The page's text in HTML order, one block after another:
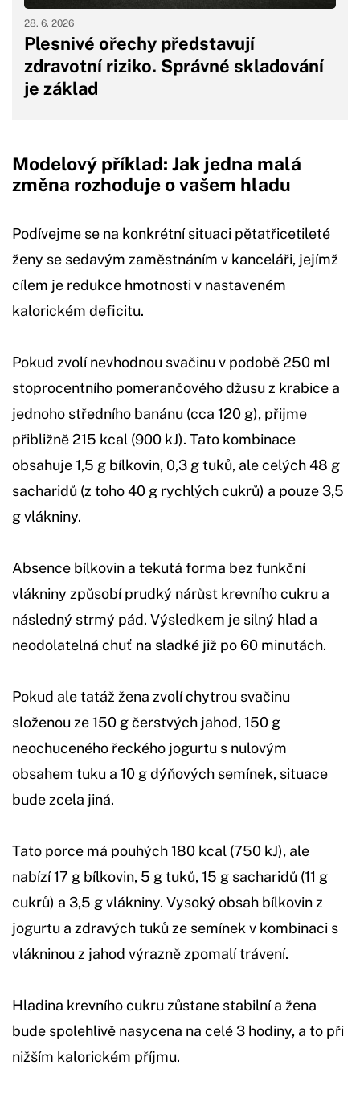
Plesnivé ořechy představují
zdravotní riziko. Správné skladování
je základ
28. 6. 2026
Modelový příklad: Jak jedna malá
změna rozhoduje o vašem hladu
Podívejme se na konkrétní situaci pětatřicetileté
ženy se sedavým zaměstnáním v kanceláři, jejímž
cílem je redukce hmotnosti v nastaveném
kalorickém deficitu.
Pokud zvolí nevhodnou svačinu v podobě 250 ml
stoprocentního pomerančového džusu z krabice a
jednoho středního banánu (cca 120 g), přijme
přibližně 215 kcal (900 kJ). Tato kombinace
obsahuje 1,5 g bílkovin, 0,3 g tuků, ale celých 48 g
sacharidů (z toho 40 g rychlých cukrů) a pouze 3,5
g vlákniny.
Absence bílkovin a tekutá forma bez funkční
vlákniny způsobí prudký nárůst krevního cukru a
následný strmý pád. Výsledkem je silný hlad a
neodolatelná chuť na sladké již po 60 minutách.
Pokud ale tatáž žena zvolí chytrou svačinu
složenou ze 150 g čerstvých jahod, 150 g
neochuceného řeckého jogurtu s nulovým
obsahem tuku a 10 g dýňových semínek, situace
bude zcela jiná.
Tato porce má pouhých 180 kcal (750 kJ), ale
nabízí 17 g bílkovin, 5 g tuků, 15 g sacharidů (11 g
cukrů) a 3,5 g vlákniny. Vysoký obsah bílkovin z
jogurtu a zdravých tuků ze semínek v kombinaci s
vlákninou z jahod výrazně zpomalí trávení.
Hladina krevního cukru zůstane stabilní a žena
bude spolehlivě nasycena na celé 3 hodiny, a to při
nižším kalorickém příjmu.